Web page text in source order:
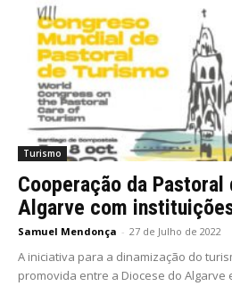
Turismo
Cooperação da Pastoral
Algarve com
Samuel Mendonça - 27 de Julho de 2022
A iniciativa para a dinamização do
promovida entre a Diocese do